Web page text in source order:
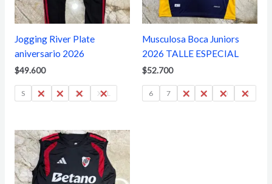
Jogging River Plate
aniversario 2026
$49.600
S M L XL XXL
Musculosa Boca Juniors
2026 TALLE ESPECIAL
$52.700
6 7 8 9 10 12